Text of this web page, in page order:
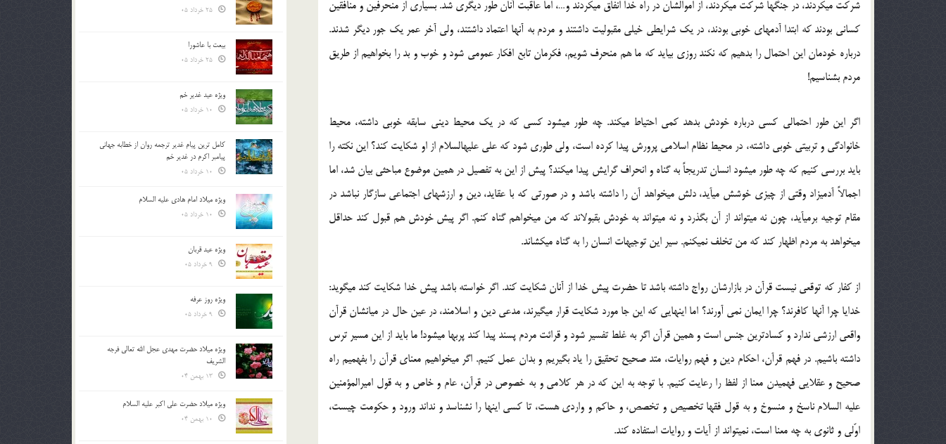
شركت می‏كردند، در جنگ‏ها شركت می‏كردند، از اموالشان در راه خدا انفاق می‏كردند و…، اما عاقبت آنان طور دیگری شد. بسیاری از منحرفین و منافقین
كسانی بودند كه ابتدا آدم‏های خوبی بودند، در یك شرایطی خیلی مقبولیت داشتند و مردم به آن‏ها اعتماد داشتند، ولی آخر عمر یك جور دیگر شدند.
درباره خودمان این احتمال را بدهیم كه نكند روزی بیاید كه ما هم منحرف شویم، فكرمان تابع افكار عمومی شود و خوب و بد را بخواهیم از طریق
مردم بشناسیم!
اگر این طور احتمالی كسی درباره خودش بدهد كمی احتیاط می‏كند. چه طور می‏شود كسی كه در یك محیط دینی سابقه خوبی داشته، محیط
خانوادگی و تربیتی خوبی داشته، در محیط نظام اسلامی پرورش پیدا كرده است، ولی طوری شود كه علی‏ علیه‏السلام از او شكایت كند؟ این نكته را
باید بررسی ‏كنیم كه چه طور می‏شود انسان تدریجاً به گناه و انحراف گرایش پیدا می‏كند؟ پیش از این به تفصیل در همین موضوع مباحثی بیان شد، اما
اجمالاً آدمیزاد وقتی از چیزی خوشش می‏آید، دلش می‏خواهد آن را داشته باشد و در صورتی كه با عقاید، دین و ارزش‏های اجتماعی سازگار نباشد در
مقام توجیه برمی‏آید، چون نه می‏تواند از آن بگذرد و نه می‏تواند به خودش بقبولاند كه من می‏خواهم گناه كنم. اگر پیش خودش هم قبول كند حداقل
می‏خواهد به مردم اظهار كند كه من تخلف نمی‏كنم. سیر این توجیهات انسان را به گناه می‏كشاند.
از كفار كه توقعی نیست قرآن در بازارشان رواج داشته باشد تا حضرت پیش خدا از آنان شكایت كند. اگر خواسته باشد پیش خدا شكایت كند می‏گوید:
خدایا چرا آن‏ها كافرند؟ چرا ایمان نمی ‏آورند؟ اما این‏هایی كه این جا مورد شكایت قرار می‏گیرند، مدعی دین و اسلامند، در عین حال در میانشان قرآن
واقعی ارزشی ندارد و كسادترین جنس است و همین قرآن اگر به غلط تفسیر شود و قرائت مردم پسند پیدا كند پربها می‏شود! ما باید از این مسیر ترس
داشته باشیم. در فهم قرآن، احكام دین و فهم روایات، متد صحیح تحقیق را یاد بگیریم و بدان عمل كنیم. اگر می‏خواهیم معنای قرآن را بفهمیم راه
صحیح و عقلایی فهمیدن معنا از لفظ را رعایت كنیم. با توجه به این كه در هر كلامی و به خصوص در قرآن، عام و خاص و به قول امیرالمؤمنین‏
علیه‏ السلام ناسخ و منسوخ و به قول فقها تخصیص و تخصص، و حاكم و واردی هست، تا كسی این‏ها را نشناسد و نداند ورود و حكومت چیست،
اوّلی و ثانوی به چه معنا است، نمی‏تواند از آیات و روایات استفاده كند.
بیعت با عاشورا
ویژه عید غدیر خم
کامل ترین پیام غدیر ترجمه روان از خطابه جهانی
پیامبر اکرم در غدیر خم
ویژه میلاد امام هادی علیه السلام
ویژه عید قربان
ویژه روز عرفه
ویژه میلاد حضرت مهدی عجل الله تعالی فرجه
الشريف
ویژه میلاد حضرت علی اکبر علیه السلام